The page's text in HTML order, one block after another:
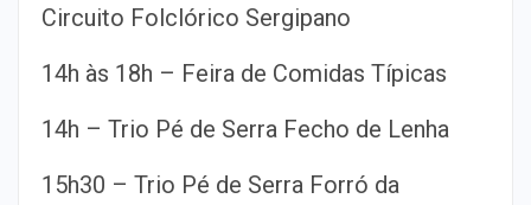
Circuito Folclórico Sergipano
14h às 18h – Feira de Comidas Típicas
14h – Trio Pé de Serra Fecho de Lenha
15h30 – Trio Pé de Serra Forró da